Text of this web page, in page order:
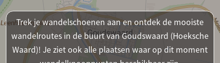
Trek je wandelschoenen aan en ontdek de mooiste
wandelroutes in de buurt van Goudswaard (Hoeksche
Waard)! Je ziet ook alle plaatsen waar op dit moment